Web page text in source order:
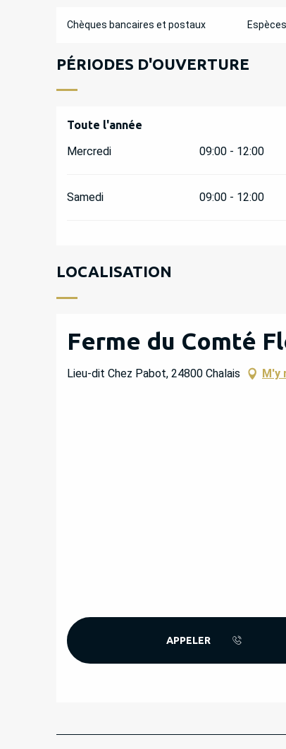
Chèques bancaires et postaux Espèces
PÉRIODES D'OUVERTURE
Toute l'année
Toute l'année
Mercredi 09:00 - 12:00
Samedi 09:00 - 12:00
LOCALISATION
Ferme du Comté
Lieu-dit Chez Pabot, 24800 Chalais M'y
APPELER